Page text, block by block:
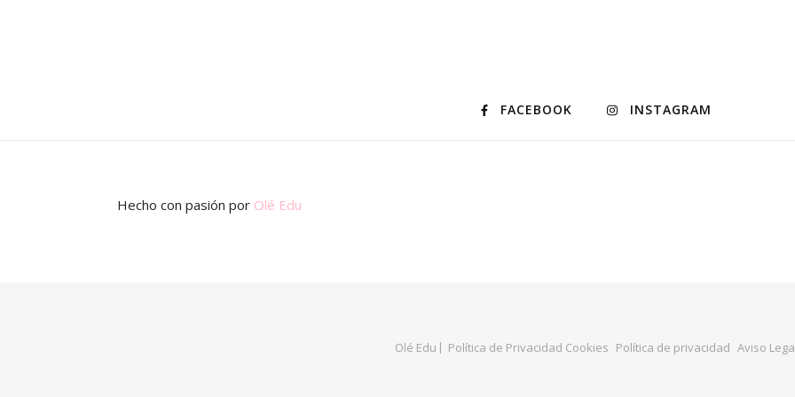
FACEBOOK INSTAGRAM
Hecho con pasión por Olé Edu
Olé Edu Política de Privacidad Cookies Política de privacidad Aviso